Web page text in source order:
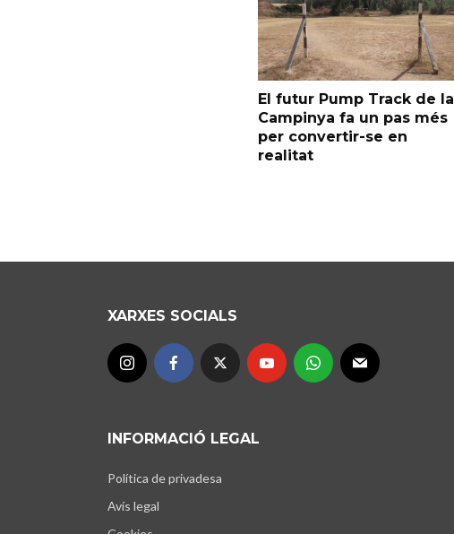
El futur Pump Track de la
Campinya fa un pas més
per convertir-se en
realitat
XARXES SOCIALS
INFORMACIÓ LEGAL
Política de privadesa
Avís legal